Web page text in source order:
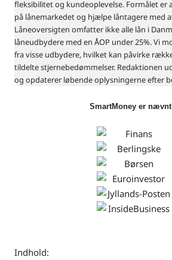
Danmark og ligger i top 3 over de
lånetilbud på SmartMoney.
høj kundetilfredshed med 4,8 ud
Trustpilot baseret på over 5.100
brugeranmeldelser.
sammenligning af
forbrugslån,
samlelån og billån
Få tilbud fra over
20 banker og
fleksibilitet og kundeoplevelse. Formålet er
på lånemarkedet og hjælpe låntagere med
Låneoversigten omfatter ikke alle lån i
låneudbydere med en ÅOP under 25%. Vi
fra visse udbydere, hvilket kan påvirke
tildelte stjernebedømmelser. Redaktionen
og opdaterer løbende oplysningerne efter
SmartMoney er
Indhold: